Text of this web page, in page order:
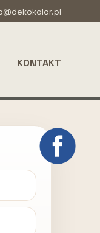
KONTAKT